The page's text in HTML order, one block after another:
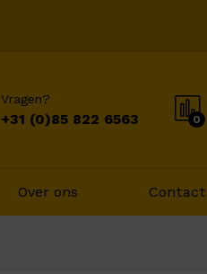
Vragen?
+31 (0)85 822 6563 0
Over ons Contact